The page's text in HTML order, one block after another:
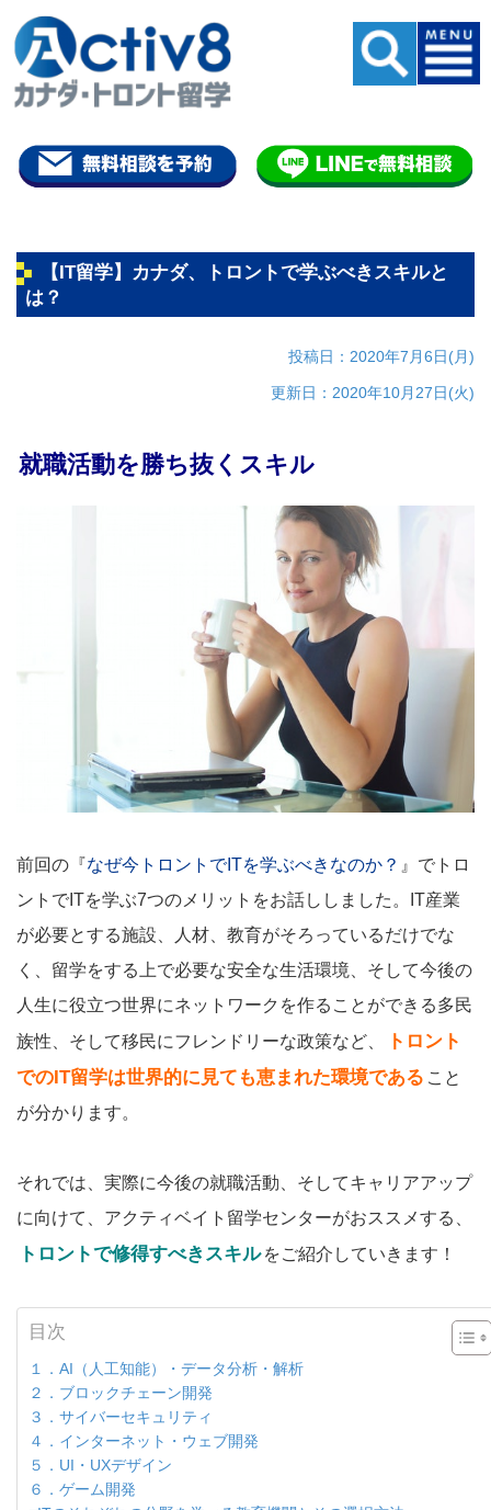
【IT留学】カナダ、トロントで学ぶべきスキルと
は？
投稿日：2020年7月6日(月)
更新日：2020年10月27日(火)
就職活動を勝ち抜くスキル
前回の『なぜ今トロントでITを学ぶべきなのか？ 』でトロ
ントでITを学ぶ7つのメリットをお話ししました。IT産業
が必要とする施設、人材、教育がそろっているだけでな
く、留学をする上で必要な安全な生活環境、そして今後の
人生に役立つ世界にネットワークを作ることができる多民
族性、そして移民にフレンドリーな政策など、
トロント
でのIT留学は世界的に見ても恵まれた環境である こと
が分かります。
それでは、実際に今後の就職活動、そしてキャリアアップ
に向けて、アクティベイト留学センターがおススメする、
トロントで修得すべきスキル をご紹介していきます！
目次
１．AI（人工知能）・データ分析・解析
２．ブロックチェーン開発
３．サイバーセキュリティ
４．インターネット・ウェブ開発
５．UI・UXデザイン
６．ゲーム開発